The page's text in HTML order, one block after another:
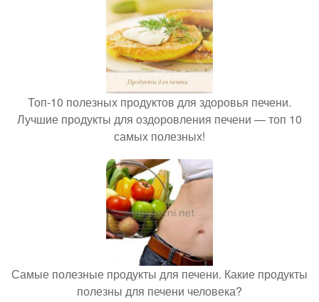
Топ-10 полезных продуктов для здоровья печени.
Лучшие продукты для оздоровления печени — топ 10
самых полезных!
Самые полезные продукты для печени. Какие продукты
полезны для печени человека?